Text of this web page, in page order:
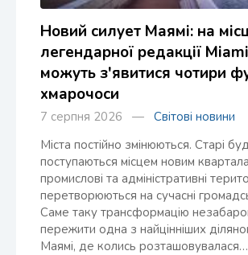
Новий силует Маямі: на
легендарної редакції
можуть з'явитися чотири
хмарочоси
7 серпня 2026 — Світові новини
Міста постійно змінюються. Старі
поступаються місцем новим
промислові та адміністративні
перетворюються на сучасні
Саме таку трансформацію
пережити одна з найцінніших
Маямі, де колись розташовувалася…